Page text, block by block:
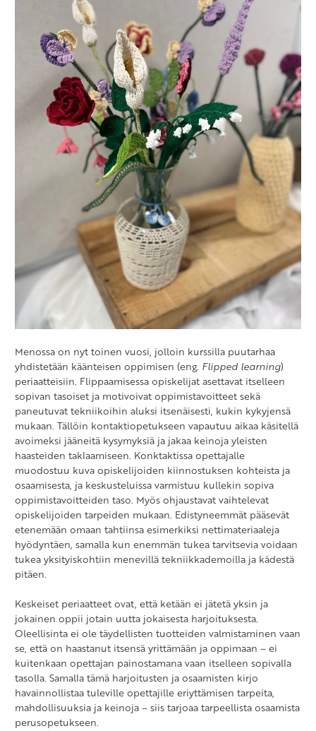
Menossa on nyt toinen vuosi, jolloin kurssilla puutarhaa
yhdistetään käänteisen oppimisen (eng. Flipped learning)
periaatteisiin. Flippaamisessa opiskelijat asettavat itselleen
sopivan tasoiset ja motivoivat oppimistavoitteet sekä
paneutuvat tekniikoihin aluksi itsenäisesti, kukin kykyjensä
mukaan. Tällöin kontaktiopetukseen vapautuu aikaa käsitellä
avoimeksi jääneitä kysymyksiä ja jakaa keinoja yleisten
haasteiden taklaamiseen. Konktaktissa opettajalle
muodostuu kuva opiskelijoiden kiinnostuksen kohteista ja
osaamisesta, ja keskusteluissa varmistuu kullekin sopiva
oppimistavoitteiden taso. Myös ohjaustavat vaihtelevat
opiskelijoiden tarpeiden mukaan. Edistyneemmät pääsevät
etenemään omaan tahtiinsa esimerkiksi nettimateriaaleja
hyödyntäen, samalla kun enemmän tukea tarvitsevia voidaan
tukea yksityiskohtiin menevillä tekniikkademoilla ja kädestä
pitäen.
Keskeiset periaatteet ovat, että ketään ei jätetä yksin ja
jokainen oppii jotain uutta jokaisesta harjoituksesta.
Oleellisinta ei ole täydellisten tuotteiden valmistaminen vaan
se, että on haastanut itsensä yrittämään ja oppimaan – ei
kuitenkaan opettajan painostamana vaan itselleen sopivalla
tasolla. Samalla tämä harjoitusten ja osaamisten kirjo
havainnollistaa tuleville opettajille eriyttämisen tarpeita,
mahdollisuuksia ja keinoja – siis tarjoaa tarpeellista osaamista
perusopetukseen.